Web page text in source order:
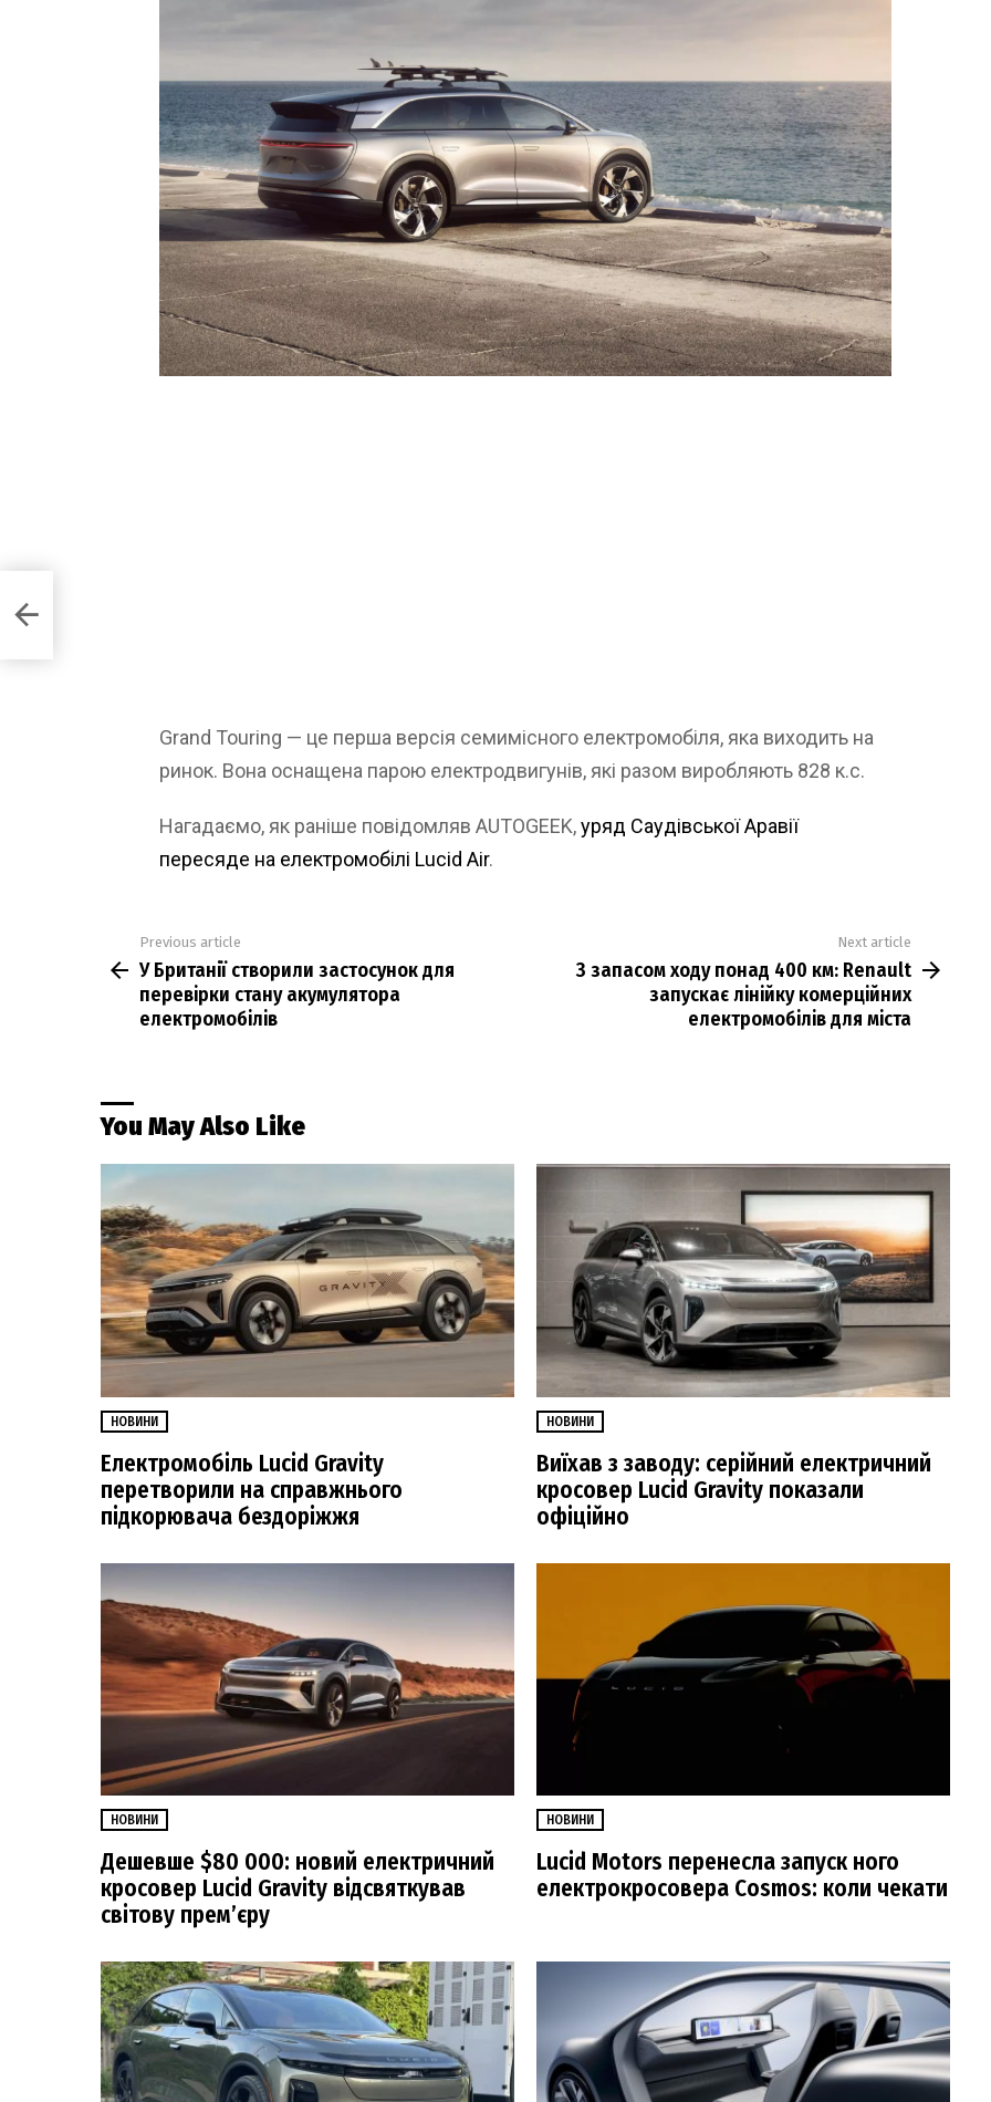
Grand Touring — це перша версія семимісного електромобіля, яка виходить на
ринок. Вона оснащена парою електродвигунів, які разом виробляють 828 к.с.
Нагадаємо, як раніше повідомляв AUTOGEEK,уряд Саудівської Аравії
пересяде на електромобілі Lucid Air.
more
Previous article
У Британії створили застосунок для
перевірки стану акумулятора
електромобілів
Next article
З запасом ходу понад 400 км: Renault
запускає лінійку комерційних
електромобілів для міста
You May Also Like
НОВИНИ
Електромобіль Lucid Gravity
перетворили на справжнього
підкорювача бездоріжжя
НОВИНИ
Виїхав з заводу: серійний електричний
кросовер Lucid Gravity показали
офіційно
НОВИНИ
Дешевше $80 000: новий електричний
кросовер Lucid Gravity відсвяткував
світову прем’єру
НОВИНИ
Lucid Motors перенесла запуск ного
електрокросовера Cosmos: коли чекати